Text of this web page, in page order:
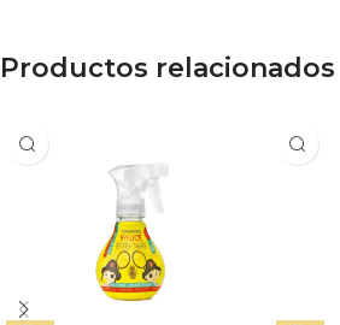
Productos relacionados